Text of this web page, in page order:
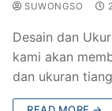
Ranjang
Tiang
SUWONGSO
Desain dan
kami akan
dan ukuran